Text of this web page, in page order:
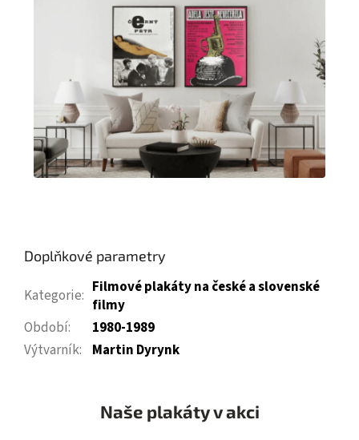
Doplňkové parametry
Kategorie: Filmové plakáty na české a slovenské
filmy
Období:
1980-1989
Výtvarník: Martin Dyrynk
Naše plakáty v akci